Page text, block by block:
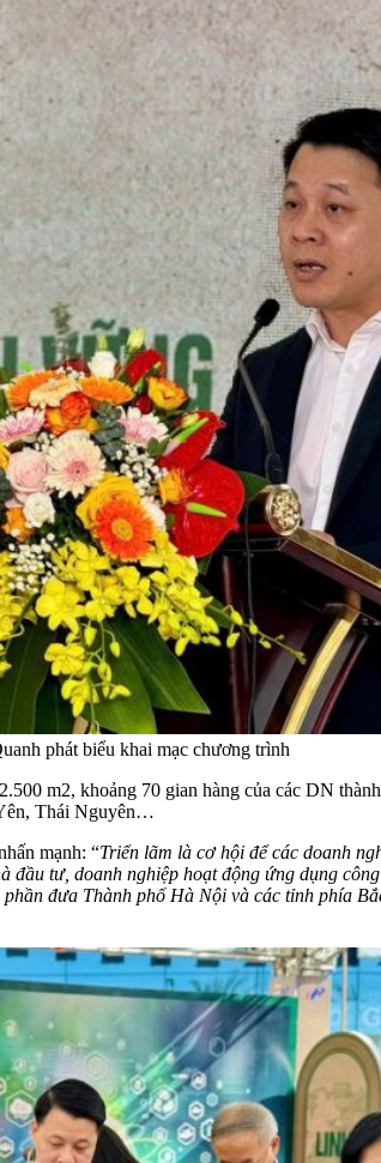
phát biểu khai mạc chương trình
m2, khoảng 70 gian hàng của các DN
Thái Nguyên…
mạnh: “Triển lãm là cơ hội để các doanh
tư, doanh nghiệp hoạt động ứng dụng
đưa Thành phố Hà Nội và các tỉnh phía